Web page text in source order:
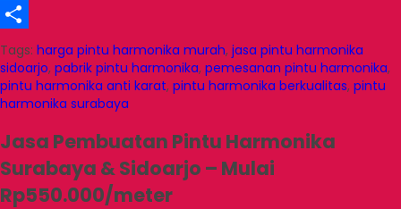
X
Share
Tags: harga pintu harmonika murah, jasa pintu harmonika
sidoarjo, pabrik pintu harmonika, pemesanan pintu harmonika,
pintu harmonika anti karat, pintu harmonika berkualitas, pintu
harmonika surabaya
Jasa Pembuatan Pintu Harmonika
Surabaya & Sidoarjo – Mulai
Rp550.000/meter